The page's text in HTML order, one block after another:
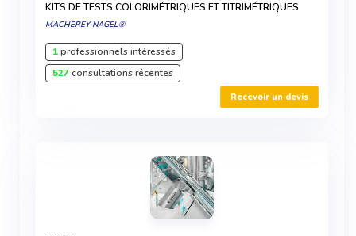
KITS DE TESTS COLORIMÉTRIQUES ET TITRIMÉTRIQUES
MACHEREY-NAGEL®
1professionnels intéressés
527consultations récentes
Recevoir un devis